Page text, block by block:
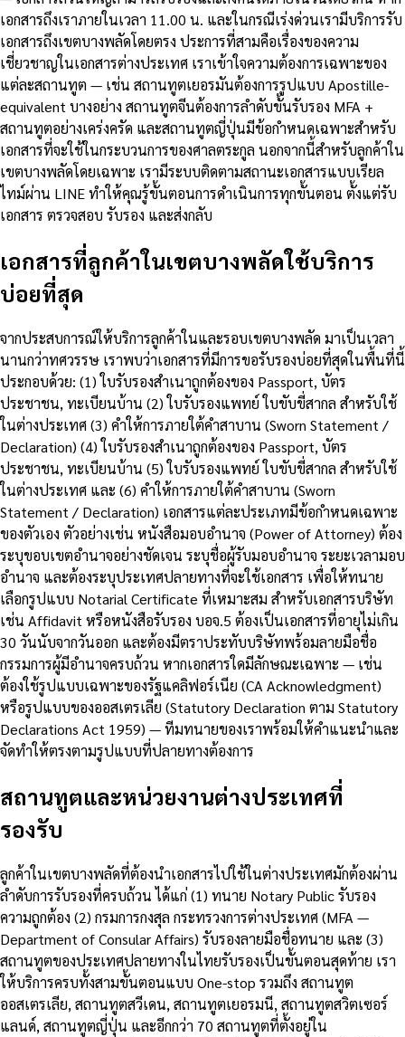
เอกสารถึงเราภายในเวลา 11.00 น. และในกรณีเร่งด่วนเรามีบริการรับ
เอกสารถึงเขตบางพลัดโดยตรง ประการที่สามคือเรื่องของความ
เชี่ยวชาญในเอกสารต่างประเทศ เราเข้าใจความต้องการเฉพาะของ
แต่ละสถานทูต — เช่น สถานทูตเยอรมันต้องการรูปแบบ Apostille-
equivalent บางอย่าง สถานทูตจีนต้องการลำดับขั้นรับรอง MFA +
สถานทูตอย่างเคร่งครัด และสถานทูตญี่ปุ่นมีข้อกำหนดเฉพาะสำหรับ
เอกสารที่จะใช้ในกระบวนการของศาลตระกูล นอกจากนี้สำหรับลูกค้าใน
เขตบางพลัดโดยเฉพาะ เรามีระบบติดตามสถานะเอกสารแบบเรียล
ไทม์ผ่าน LINE ทำให้คุณรู้ขั้นตอนการดำเนินการทุกขั้นตอน ตั้งแต่รับ
เอกสาร ตรวจสอบ รับรอง และส่งกลับ
เอกสารที่ลูกค้าในเขตบางพลัดใช้บริการ
บ่อยที่สุด
จากประสบการณ์ให้บริการลูกค้าในและรอบเขตบางพลัด มาเป็นเวลา
นานกว่าทศวรรษ เราพบว่าเอกสารที่มีการขอรับรองบ่อยที่สุดในพื้นที่นี้
ประกอบด้วย: (1) ใบรับรองสำเนาถูกต้องของ Passport, บัตร
ประชาชน, ทะเบียนบ้าน (2) ใบรับรองแพทย์ ใบขับขี่สากล สำหรับใช้
ในต่างประเทศ (3) คำให้การภายใต้คำสาบาน (Sworn Statement /
Declaration) (4) ใบรับรองสำเนาถูกต้องของ Passport, บัตร
ประชาชน, ทะเบียนบ้าน (5) ใบรับรองแพทย์ ใบขับขี่สากล สำหรับใช้
ในต่างประเทศ และ (6) คำให้การภายใต้คำสาบาน (Sworn
Statement / Declaration) เอกสารแต่ละประเภทมีข้อกำหนดเฉพาะ
ของตัวเอง ตัวอย่างเช่น หนังสือมอบอำนาจ (Power of Attorney) ต้อง
ระบุขอบเขตอำนาจอย่างชัดเจน ระบุชื่อผู้รับมอบอำนาจ ระยะเวลามอบ
อำนาจ และต้องระบุประเทศปลายทางที่จะใช้เอกสาร เพื่อให้ทนาย
เลือกรูปแบบ Notarial Certificate ที่เหมาะสม สำหรับเอกสารบริษัท
เช่น Affidavit หรือหนังสือรับรอง บอจ.5 ต้องเป็นเอกสารที่อายุไม่เกิน
30 วันนับจากวันออก และต้องมีตราประทับบริษัทพร้อมลายมือชื่อ
กรรมการผู้มีอำนาจครบถ้วน หากเอกสารใดมีลักษณะเฉพาะ — เช่น
ต้องใช้รูปแบบเฉพาะของรัฐแคลิฟอร์เนีย (CA Acknowledgment)
หรือรูปแบบของออสเตรเลีย (Statutory Declaration ตาม Statutory
Declarations Act 1959) — ทีมทนายของเราพร้อมให้คำแนะนำและ
จัดทำให้ตรงตามรูปแบบที่ปลายทางต้องการ
สถานทูตและหน่วยงานต่างประเทศที่
รองรับ
ลูกค้าในเขตบางพลัดที่ต้องนำเอกสารไปใช้ในต่างประเทศมักต้องผ่าน
ลำดับการรับรองที่ครบถ้วน ได้แก่ (1) ทนาย Notary Public รับรอง
ความถูกต้อง (2) กรมการกงสุล กระทรวงการต่างประเทศ (MFA —
Department of Consular Affairs) รับรองลายมือชื่อทนาย และ (3)
สถานทูตของประเทศปลายทางในไทยรับรองเป็นขั้นตอนสุดท้าย เรา
ให้บริการครบทั้งสามขั้นตอนแบบ One-stop รวมถึง สถานทูต
ออสเตรเลีย, สถานทูตสวีเดน, สถานทูตเยอรมนี, สถานทูตสวิตเซอร์
แลนด์, สถานทูตญี่ปุ่น และอีกกว่า 70 สถานทูตที่ตั้งอยู่ใน